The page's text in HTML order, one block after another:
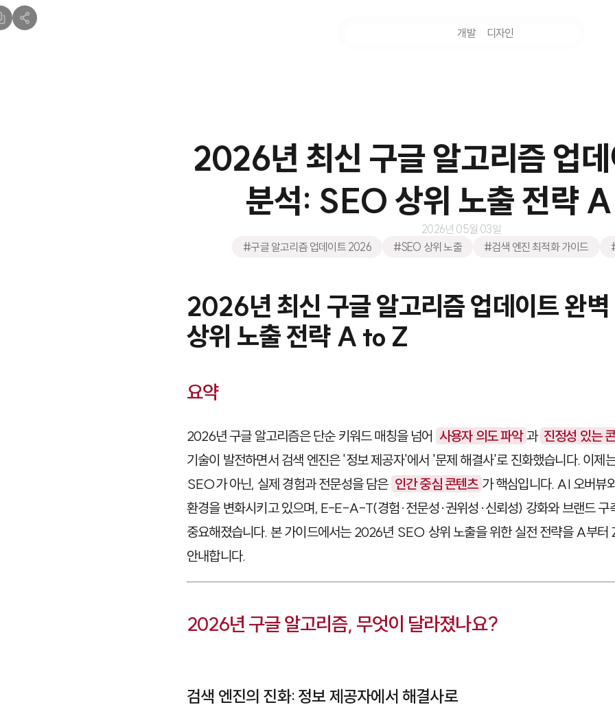
개발 디자인
2026년 최신 구글 알고리즘 업
분석: SEO 상위 노출 전략
2026년 05월 03일
#구글 알고리즘 업데이트 2026
#SEO 상위 노출 #검색 엔진 최적화 가이드
2026년 최신 구글 알고리즘 업데이트 완
상위 노출 전략 A to Z
요약
2026년 구글 알고리즘은 단순 키워드 매칭을 넘어 사용자 의도 파악 과 진정성 있는
기술이 발전하면서 검색 엔진은 '정보 제공자'에서 '문제 해결사'로 진화했습니다. 이제
SEO가 아닌, 실제 경험과 전문성을 담은 인간 중심 콘텐츠 가 핵심입니다. AI 오버뷰
환경을 변화시키고 있으며, E-E-A-T(경험·전문성·권위성·신뢰성) 강화와 브랜드 구
중요해졌습니다. 본 가이드에서는 2026년 SEO 상위 노출을 위한 실전 전략을 A부터
안내합니다.
2026년 구글 알고리즘, 무엇이 달라졌나요?
검색 엔진의 진화: 정보 제공자에서 해결사로